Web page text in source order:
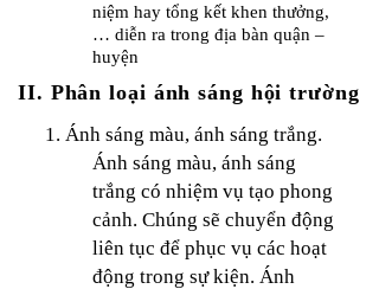
niệm hay tổng kết khen thưởng,
… diễn ra trong địa bàn quận –
huyện
​II. Phân loại ánh sáng hội trường
1. Ánh sáng màu, ánh sáng trắng.
Ánh sáng màu, ánh sáng
trắng có nhiệm vụ tạo phong
cảnh. Chúng sẽ chuyển động
liên tục để phục vụ các hoạt
động trong sự kiện. Ánh